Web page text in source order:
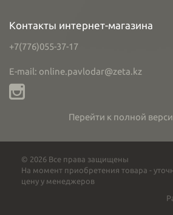
Контакты интернет-магазина
+7(776)055-37-17
E-mail: online.pavlodar@zeta.kz
Перейти к полной
© 2026 Все права защищены
На момент приобретения товара -
цену у менеджеров